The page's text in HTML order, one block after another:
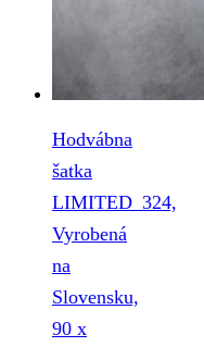
Hodvábna
šatka
LIMITED_324,
Vyrobená
na
Slovensku,
90 x